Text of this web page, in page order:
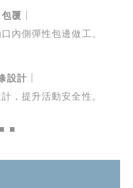
覆 ｜
內側彈性包邊做工。
設計 ｜
，提升活動安全性。
■ ■